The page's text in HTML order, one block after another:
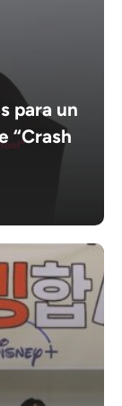
para un
“Crash